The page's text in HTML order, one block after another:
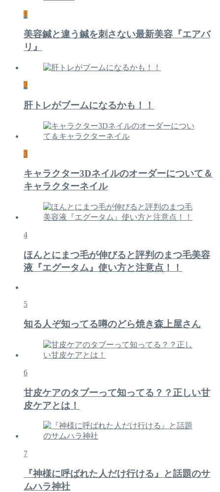
1
美容鍼と違う鍼を刺さない最新美容『エアバ
リ』
2
肝トレがブームになるかも！！
3
キャラクター3Dネイルのオーダーについて＆
キャラクターネイル
4
ほんとにまつ毛が伸びると評判のまつ毛美容
液『エグータム』使い方と注意点！！
5
知る人ぞ知ってる噂のどら焼き森上屋さん
6
甘皮ケアのタブーって知ってる？？正しい甘
皮ケアとは！
7
『神様に呼ばれた人だけ行ける』と話題のサ
ムハラ神社